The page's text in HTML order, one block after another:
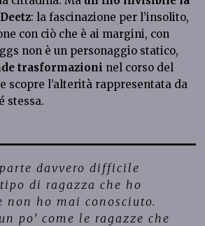
: la fascinazione per l’insolito,
con ciò che è ai margini, con
non è un personaggio statico,
trasformazioni nel corso del
scopre l’alterità rappresentata da
stessa.
davvero difficile
di ragazza che ho
non ho mai conosciuto.
po’ come le ragazze che